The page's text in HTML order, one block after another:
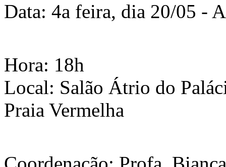
Data: 4a feira, dia 20/05 -
Hora: 18h
Local: Salão Átrio do
Praia Vermelha